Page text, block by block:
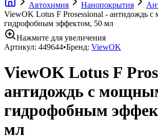
Автохимия Нанопокрытия
ViewOK Lotus F Prosessional - антидождь
гидрофобным эффектом, 50 мл
Нажмите для увеличения
Артикул: 449644•Бренд: ViewOK
ViewOK Lotus F
антидождь с
гидрофобным
мл